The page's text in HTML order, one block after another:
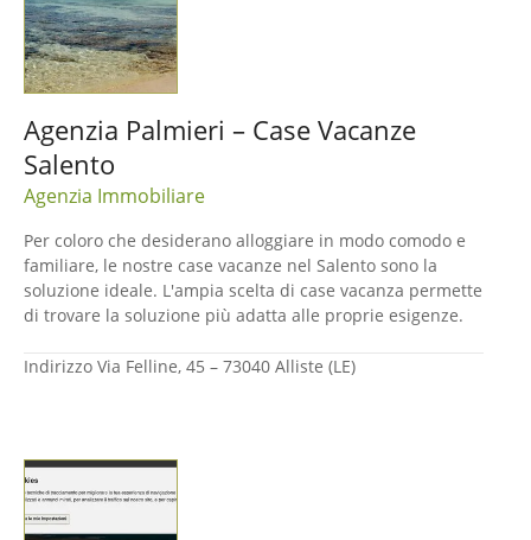
Agenzia Palmieri – Case Vacanze
Salento
Agenzia Immobiliare
Per coloro che desiderano alloggiare in modo comodo e
familiare, le nostre case vacanze nel Salento sono la
soluzione ideale. L'ampia scelta di case vacanza permette
di trovare la soluzione più adatta alle proprie esigenze.
Indirizzo Via Felline, 45 – 73040 Alliste (LE)